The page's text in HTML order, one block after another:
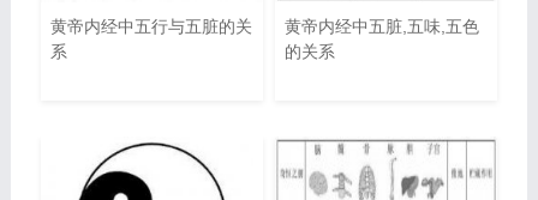
黄帝内经中五行与五脏的关
系
黄帝内经中五脏,五味,五色
的关系